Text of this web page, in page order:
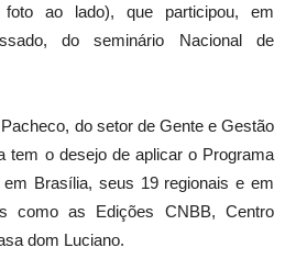
foto ao lado), que participou, em
do seminário Nacional de
do setor de Gente e Gestão
tem o desejo de aplicar o Programa
Brasília, seus 19 regionais e em
como as Edições CNBB, Centro
dom Luciano.